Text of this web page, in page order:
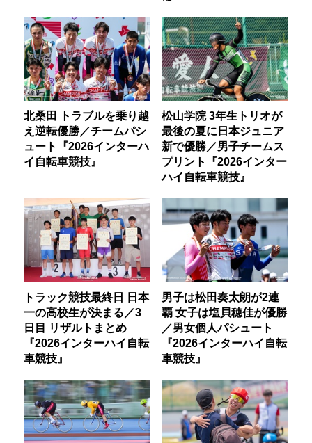
北桑田 トラブルを乗り越
え逆転優勝／チームパシ
ュート『2026インターハ
イ自転車競技』
松山学院 3年生トリオが
最後の夏に日本ジュニア
新で優勝／男子チームス
プリント『2026インター
ハイ自転車競技』
トラック競技最終日 日本
一の高校生が決まる／3
日目 リザルトまとめ
『2026インターハイ自転
車競技』
男子は松田奏太朗が2連
覇 女子は塩貝穂佳が優勝
／男女個人パシュート
『2026インターハイ自転
車競技』